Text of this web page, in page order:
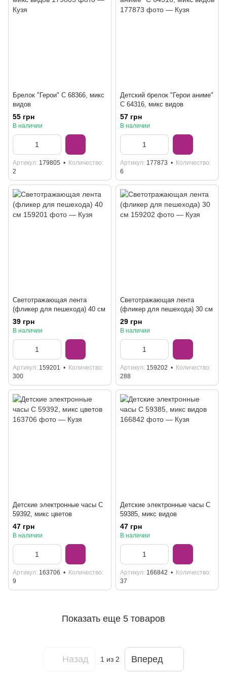
Брелок "Герои" C 68366, микс
видов
55 грн
В наличии
Артикул 179805
Количество
2
Детский брелок "Герои аниме"
C 64316, микс видов
57 грн
В наличии
Артикул 177873
Количество
6
Светотражающая лента
(фликер для пешехода) 40 см
39 грн
В наличии
Артикул 159201
Количество
300
Светотражающая лента
(фликер для пешехода) 30 см
29 грн
В наличии
Артикул 159202
Количество
288
Детские электронные часы С
59392, микс цветов
47 грн
В наличии
Артикул 163706
Количество
9
Детские электронные часы С
59385, микс видов
47 грн
В наличии
Артикул 166842
Количество
37
Показать еще 5 товаров
Назад 1 из 2 Вперед